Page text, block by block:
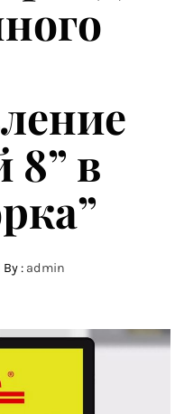
8” в
: admin